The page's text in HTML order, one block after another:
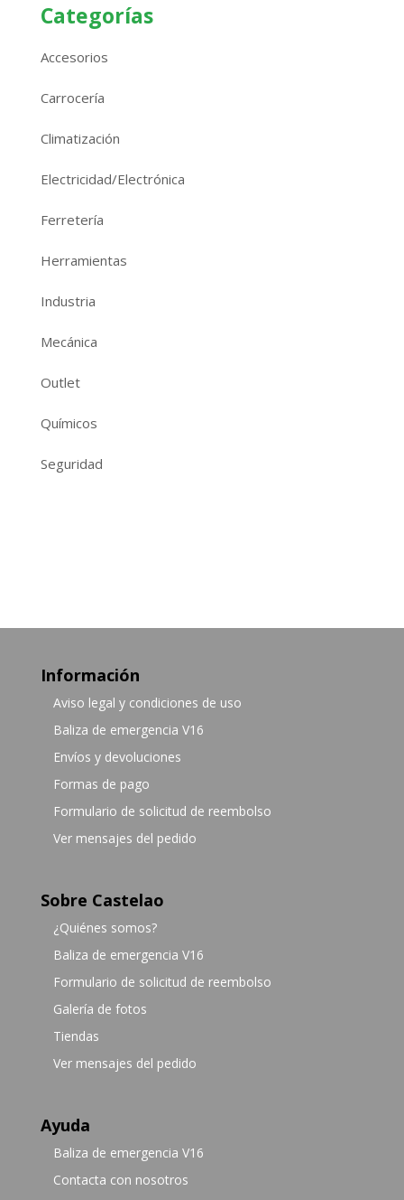
Categorías
Accesorios
Carrocería
Climatización
Electricidad/Electrónica
Ferretería
Herramientas
Industria
Mecánica
Outlet
Químicos
Seguridad
Información
Aviso legal y condiciones de uso
Baliza de emergencia V16
Envíos y devoluciones
Formas de pago
Formulario de solicitud de reembolso
Ver mensajes del pedido
Sobre Castelao
¿Quiénes somos?
Baliza de emergencia V16
Formulario de solicitud de reembolso
Galería de fotos
Tiendas
Ver mensajes del pedido
Ayuda
Baliza de emergencia V16
Contacta con nosotros